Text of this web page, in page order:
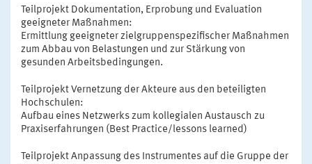
Teilprojekt Dokumentation, Erprobung und Evaluation
geeigneter Maßnahmen:
Ermittlung geeigneter zielgruppenspezifischer Maßnahmen
zum Abbau von Belastungen und zur Stärkung von
gesunden Arbeitsbedingungen.
Teilprojekt Vernetzung der Akteure aus den beteiligten
Hochschulen:
Aufbau eines Netzwerks zum kollegialen Austausch zu
Praxiserfahrungen (Best Practice/lessons learned)
Teilprojekt Anpassung des Instrumentes auf die Gruppe der